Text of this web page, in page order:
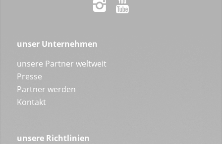
unser Unternehmen
unsere Partner weltweit
Presse
Partner werden
Kontakt
unsere Richtlinien